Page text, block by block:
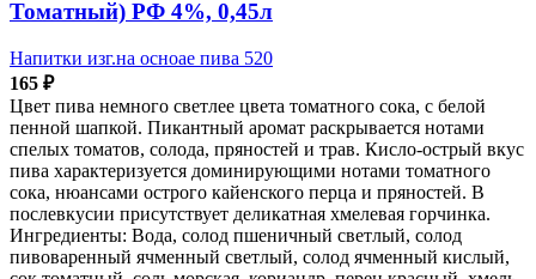
Томатный) РФ 4%, 0,45л
Напитки изг.на осноае пива 520
165 ₽
Цвет пива немного светлее цвета томатного сока, с белой
пенной шапкой. Пикантный аромат раскрывается нотами
спелых томатов, солода, пряностей и трав. Кисло-острый вкус
пива характеризуется доминирующими нотами томатного
сока, нюансами острого кайенского перца и пряностей. В
послевкусии присутствует деликатная хмелевая горчинка.
Ингредиенты: Вода, солод пшеничный светлый, солод
пивоваренный ячменный светлый, солод ячменный кислый,